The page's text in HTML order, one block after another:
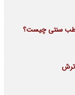
طب سنتی چیست؟